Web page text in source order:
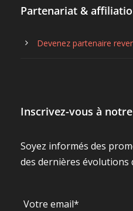
Partenariat &
Devenez partenaire
Inscrivez-vous à
Soyez informés des
des dernières évolutions
Votre email*